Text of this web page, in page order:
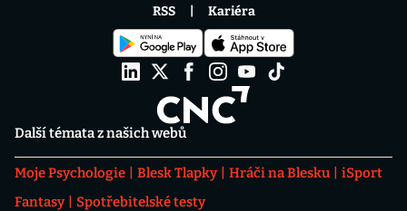
Další témata z našich webů
Moje Psychologie Blesk Tlapky Hráči na Blesku
iSport
Fantasy
Spotřebitelské testy
RSS Kariéra